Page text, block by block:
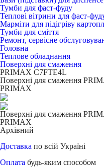
Тумби для фаст-фуду
Теплові вітрини для фаст-
Марміти для підігріву
Тумби для сміття
Ремонт, сервісне
Головна
Теплове обладнання
Поверхні для смаження
PRIMAX C7FTE4L
Поверхні для смаження
PRIMAX
Поверхні для смаження
PRIMAX
Архівний
Доставка по всій Україні
Оплата будь-яким способом